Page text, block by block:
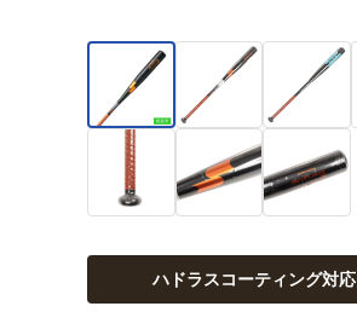
ハドラスコーティング対応